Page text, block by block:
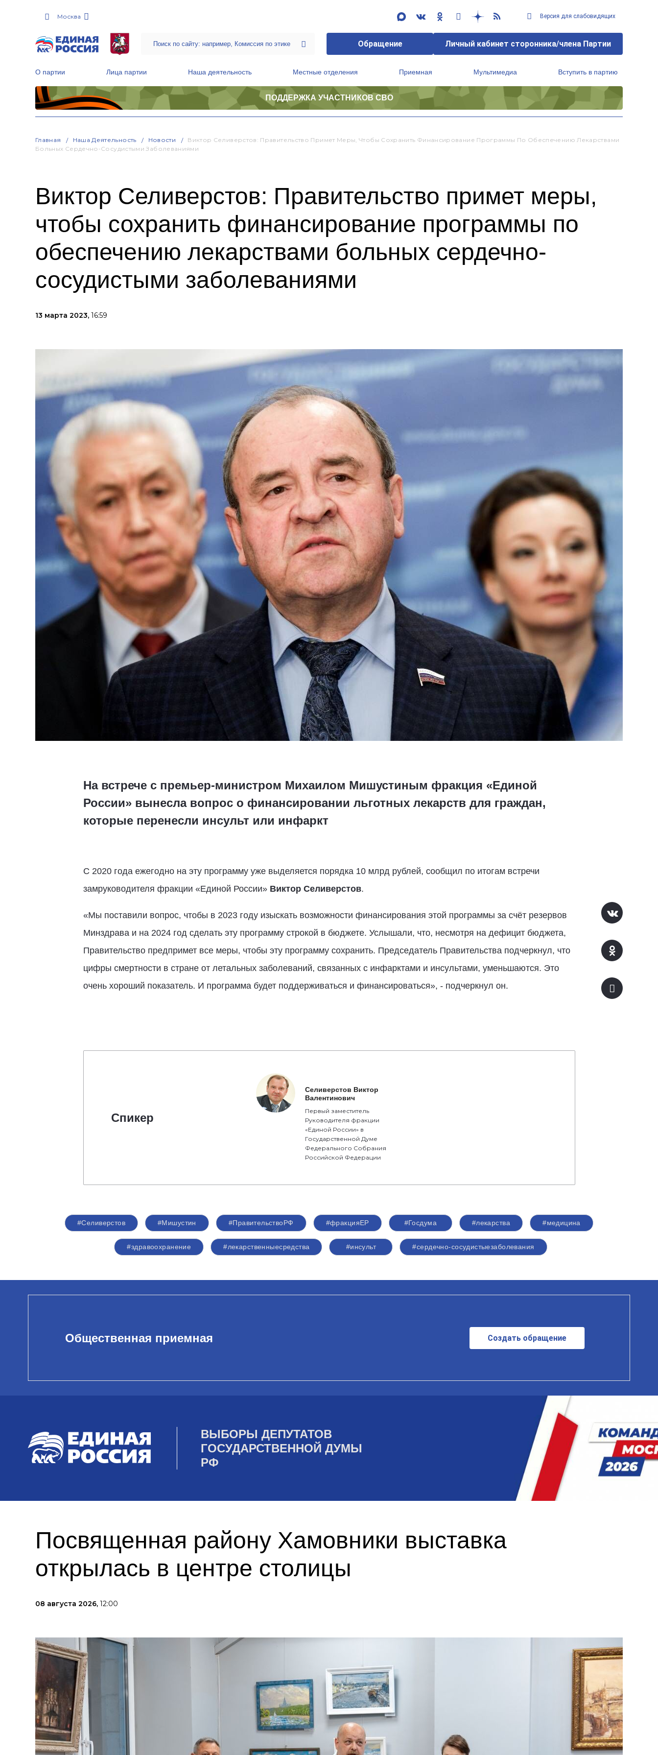
Москва Версия для слабовидящих
Обращение Личный кабинет сторонника/члена Партии
О партии Лица партии Наша деятельность Местные отделения Приемная Мультимедиа Вступить в партию
ПОДДЕРЖКА УЧАСТНИКОВ СВО
Главная Наша Деятельность Новости
Виктор Селиверстов: Правительство Примет Меры, Чтобы Сохранить Финансирование Программы По Обеспечению Лекарствами
Больных Сердечно-Сосудистыми Заболеваниями
Виктор Селиверстов: Правительство примет меры,
чтобы сохранить финансирование программы по
обеспечению лекарствами больных сердечно-
сосудистыми заболеваниями
13 марта 2023, 16:59
На встрече с премьер-министром Михаилом Мишустиным фракция «Единой
России» вынесла вопрос о финансировании льготных лекарств для граждан,
которые перенесли инсульт или инфаркт
С 2020 года ежегодно на эту программу уже выделяется порядка 10 млрд рублей, сообщил по итогам встречи
замруководителя фракции «Единой России» Виктор Селиверстов.
«Мы поставили вопрос, чтобы в 2023 году изыскать возможности финансирования этой программы за счёт резервов
Минздрава и на 2024 год сделать эту программу строкой в бюджете. Услышали, что, несмотря на дефицит бюджета,
Правительство предпримет все меры, чтобы эту программу сохранить. Председатель Правительства подчеркнул, что
цифры смертности в стране от летальных заболеваний, связанных с инфарктами и инсультами, уменьшаются. Это
очень хороший показатель. И программа будет поддерживаться и финансироваться», - подчеркнул он.
Спикер
Селиверстов Виктор
Валентинович
Первый заместитель
Руководителя фракции
«Единой России» в
Государственной Думе
Федерального Собрания
Российской Федерации
#Селиверстов #Мишустин #ПравительствоРФ #фракцияЕР #Госдума #лекарства #медицина
#здравоохранение #лекарственныесредства #инсульт #сердечно-сосудистыезаболевания
Общественная приемная Создать обращение
ВЫБОРЫ ДЕПУТАТОВ
ГОСУДАРСТВЕННОЙ ДУМЫ
РФ
Посвященная району Хамовники выставка
открылась в центре столицы
08 августа 2026, 12:00